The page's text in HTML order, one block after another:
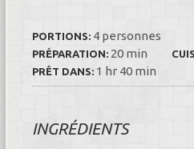
PORTIONS: 4 personnes
PRÉPARATION: 20 min
PRÊT DANS: 1 hr 40 min
INGRÉDIENTS